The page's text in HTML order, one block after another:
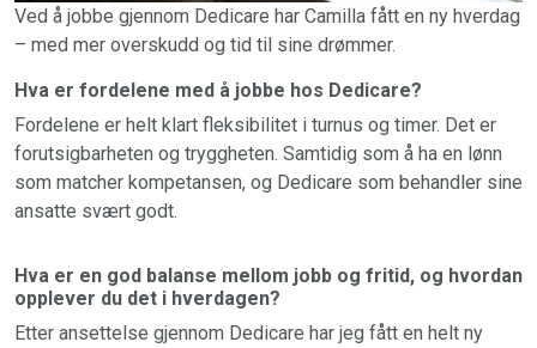
Ved å jobbe gjennom Dedicare har Camilla fått en ny hverdag
– med mer overskudd og tid til sine drømmer.
Hva er fordelene med å jobbe hos Dedicare?
Fordelene er helt klart fleksibilitet i turnus og timer. Det er
forutsigbarheten og tryggheten. Samtidig som å ha en lønn
som matcher kompetansen, og Dedicare som behandler sine
ansatte svært godt.
Hva er en god balanse mellom jobb og fritid, og hvordan
opplever du det i hverdagen?
Etter ansettelse gjennom Dedicare har jeg fått en helt ny